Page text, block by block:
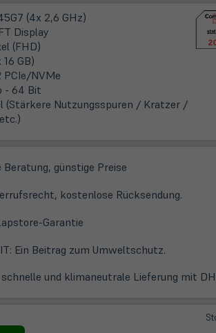
(4x 2,6 GHz)
Display
(FHD)
16 GB)
PCIe/NVMe
- 64 Bit
(Stärkere Nutzungsspuren / Kratzer /
Beratung, günstige Preise
kostenlose Rücksendung.
Garantie
neuem
Ein Beitrag zum Umweltschutz.
und klimaneutrale Lieferung mit